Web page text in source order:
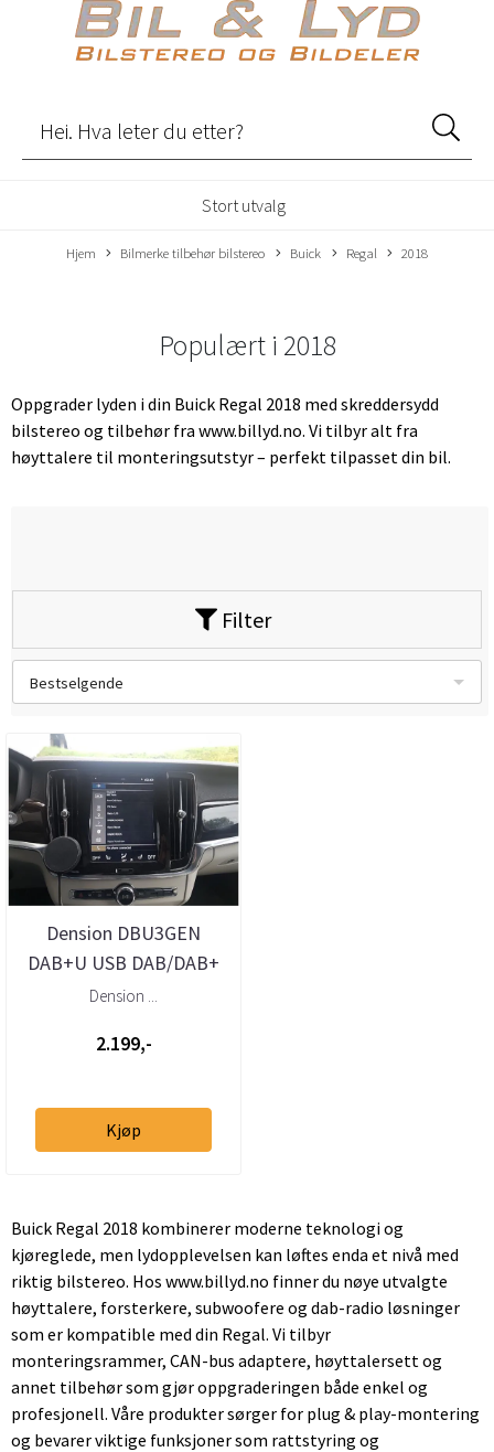
Stort utvalg
Hjem Bilmerke tilbehør bilstereo Buick Regal 2018
Populært i 2018
Oppgrader lyden i din Buick Regal 2018 med skreddersydd
bilstereo og tilbehør fra www.billyd.no. Vi tilbyr alt fra
høyttalere til monteringsutstyr – perfekt tilpasset din bil.
Filter
Bestselgende
Dension DBU3GEN
DAB+U USB DAB/DAB+
mottaker – helintegrert
Dension ...
2.199,-
Kjøp
Buick Regal 2018 kombinerer moderne teknologi og
kjøreglede, men lydopplevelsen kan løftes enda et nivå med
riktig bilstereo. Hos www.billyd.no finner du nøye utvalgte
høyttalere, forsterkere, subwoofere og dab-radio løsninger
som er kompatible med din Regal. Vi tilbyr
monteringsrammer, CAN-bus adaptere, høyttalersett og
annet tilbehør som gjør oppgraderingen både enkel og
profesjonell. Våre produkter sørger for plug & play-montering
og bevarer viktige funksjoner som rattstyring og